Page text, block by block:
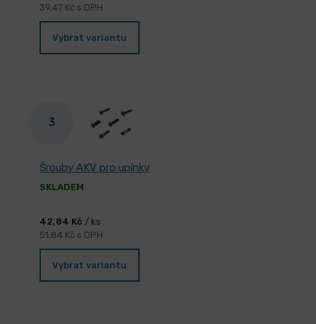
39,47 Kč s DPH
Vybrat variantu
3
Šrouby AKV pro upínky
SKLADEM
42,84 Kč / ks
51,84 Kč s DPH
Vybrat variantu